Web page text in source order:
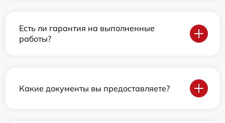
Есть ли гарантия на выполненные
работы?
Какие документы вы предоставляете?